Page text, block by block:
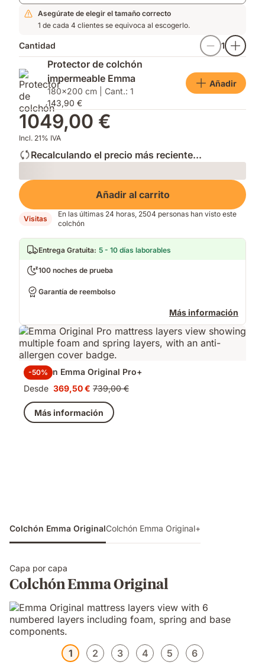
Asegúrate de elegir el tamaño correcto
1 de cada 4 clientes se equivoca al escogerlo.
Cantidad 1
Protector de colchón
impermeable Emma
180x200 cm | Cant.: 1
143,90 €
Añadir
1049,00 €
Incl. 21% IVA
Recalculando el precio más reciente...
Loading
Añadir al carrito
Visitas
En las últimas 24 horas, 2504 personas han visto este
colchón
Entrega Gratuita: 5 - 10 días laborables
100 noches de prueba
Garantía de reembolso
Más información
-50%
Colchón Emma Original Pro+
Desde Precio
369,50 €
369,50 € Precio
original
739,00 €
739,00 €
Más información
Colchón Emma OriginalColchón Emma Original+
Capa por capa
Colchón Emma Original
1 2 3 4 5 6